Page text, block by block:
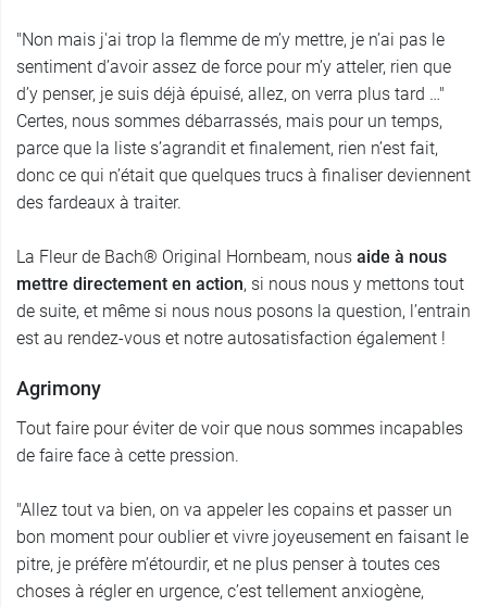
"Non mais j'ai trop la flemme de m’y mettre, je n’ai pas le
sentiment d’avoir assez de force pour m’y atteler, rien que
d’y penser, je suis déjà épuisé, allez, on verra plus tard …"
Certes, nous sommes débarrassés, mais pour un temps,
parce que la liste s’agrandit et finalement, rien n’est fait,
donc ce qui n’était que quelques trucs à finaliser deviennent
des fardeaux à traiter.
La Fleur de Bach® Original Hornbeam, nous aide à nous
mettre directement en action, si nous nous y mettons tout
de suite, et même si nous nous posons la question, l’entrain
est au rendez-vous et notre autosatisfaction également !
Agrimony
Tout faire pour éviter de voir que nous sommes incapables
de faire face à cette pression.
"Allez tout va bien, on va appeler les copains et passer un
bon moment pour oublier et vivre joyeusement en faisant le
pitre, je préfère m’étourdir, et ne plus penser à toutes ces
choses à régler en urgence, c’est tellement anxiogène,